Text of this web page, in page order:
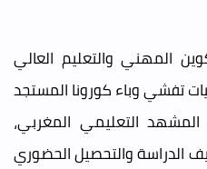
المهني والتعليم العالي
تفشي وباء كورونا المستجد
على المشهد التعليمي المغربي،
الدراسة والتحصيل الحضوري